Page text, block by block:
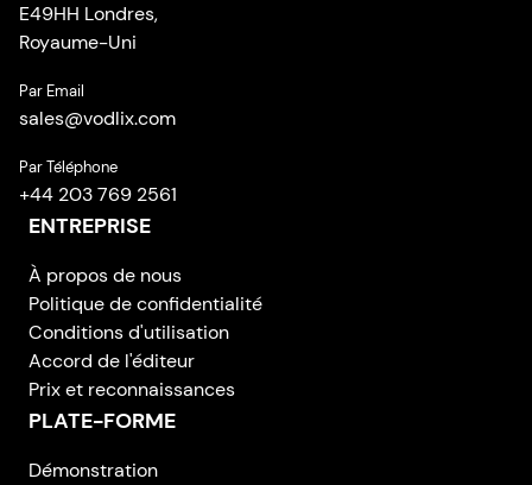
E49HH Londres,
Royaume-Uni
Par Email
sales@vodlix.com
Par Téléphone
+44 203 769 2561
ENTREPRISE
À propos de nous
Politique de confidentialité
Conditions d'utilisation
Accord de l'éditeur
Prix et reconnaissances
PLATE-FORME
Démonstration